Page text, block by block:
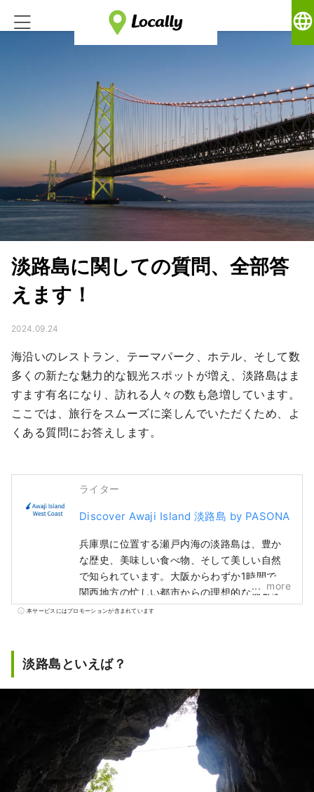
language
淡路島に関しての質問、全部答
えます！
2024.09.24
海沿いのレストラン、テーマパーク、ホテル、そして数
多くの新たな魅力的な観光スポットが増え、淡路島はま
すます有名になり、訪れる人々の数も急増しています。
ここでは、旅行をスムーズに楽しんでいただくため、よ
くある質問にお答えします。
ライター
Discover Awaji Island 淡路島 by PASONA
兵庫県に位置する瀬戸内海の淡路島は、豊か
な歴史、美味しい食べ物、そして美しい自然
で知られています。大阪からわずか1時間で、
関西地方の忙しい都市からの理想的な逃避を
提供します。 淡路島の美しいホテル、レスト
は、主にパソナグループのPR活動として運営
されています。
more
本サービスにはプロモーションが含まれています
淡路島といえば？